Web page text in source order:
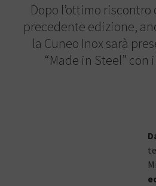
Dopo l’ottimo
precedente edizione,
la Cuneo Inox sarà
“Made in Steel” con